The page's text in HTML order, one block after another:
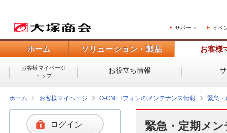
サポート イベ
ホーム ソリューション・製品 お客様
お客様マイページ
トップ
お役立ち情報
ホーム お客様マイページ O-CNETフォンのメンテナンス情報 緊急・
緊急・定期メ
ログイン